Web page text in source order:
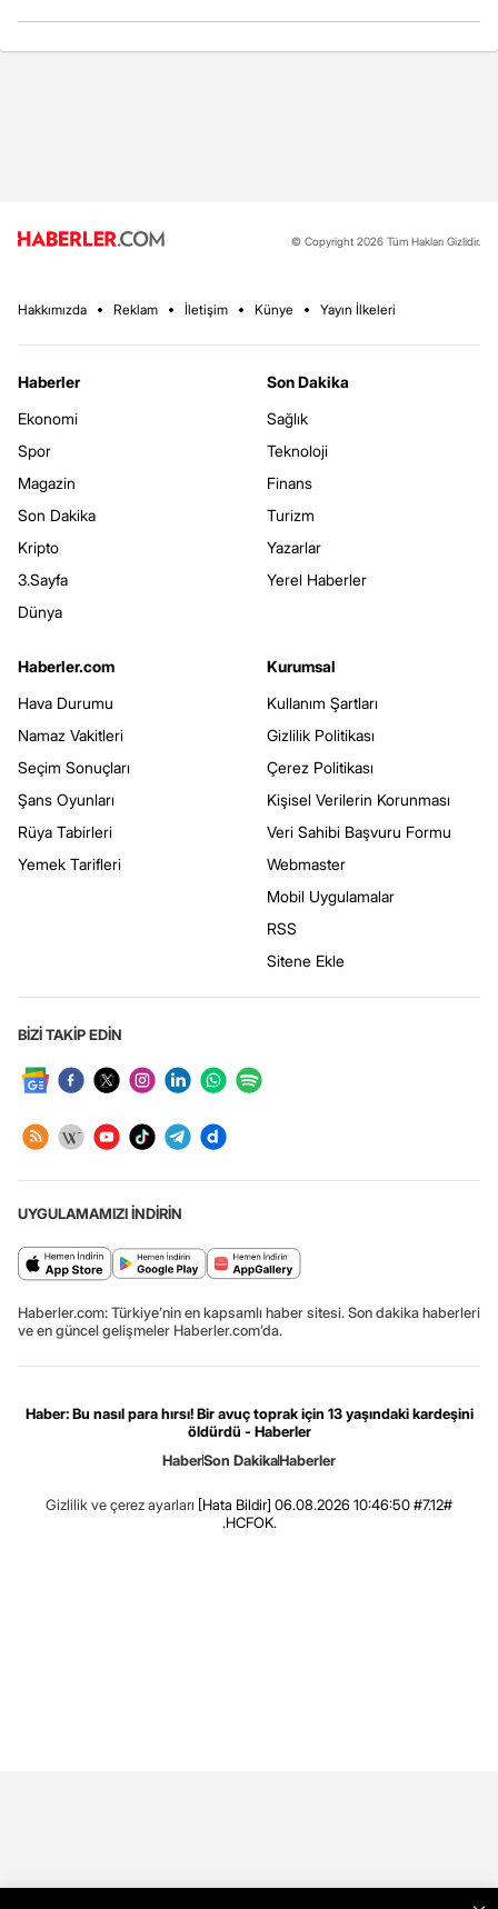
© Copyright 2026 Tüm Hakları Gizlidir.
Hakkımızda Reklam İletişim Künye Yayın İlkeleri
Haberler
Ekonomi
Spor
Magazin
Son Dakika
Kripto
3.Sayfa
Dünya
Son Dakika
Sağlık
Teknoloji
Finans
Turizm
Yazarlar
Yerel Haberler
Haberler.com
Hava Durumu
Namaz Vakitleri
Seçim Sonuçları
Şans Oyunları
Rüya Tabirleri
Yemek Tarifleri
Kurumsal
Kullanım Şartları
Gizlilik Politikası
Çerez Politikası
Kişisel Verilerin Korunması
Veri Sahibi Başvuru Formu
Webmaster
Mobil Uygulamalar
RSS
Sitene Ekle
BİZİ TAKİP EDİN
UYGULAMAMIZI İNDİRİN
Haberler.com: Türkiye’nin en kapsamlı haber sitesi. Son dakika haberleri
ve en güncel gelişmeler Haberler.com’da.
Haber: Bu nasıl para hırsı! Bir avuç toprak için 13 yaşındaki kardeşini
öldürdü - Haberler
HaberSon DakikaHaberler
Gizlilik ve çerez ayarları [Hata Bildir] 06.08.2026 10:46:50 #7.12#
.HCFOK.